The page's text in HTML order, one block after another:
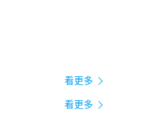
看更多
看更多